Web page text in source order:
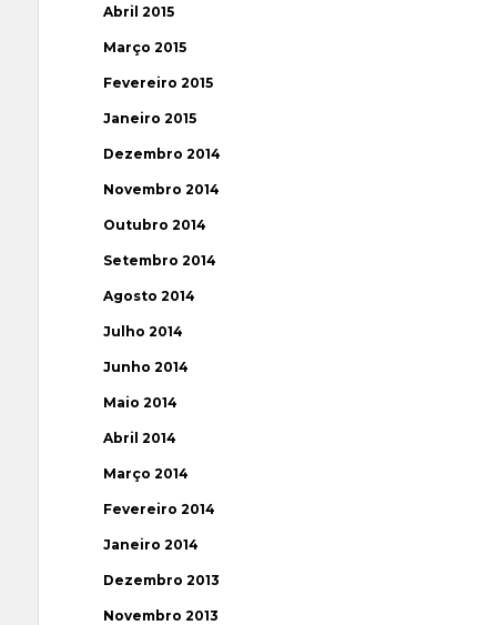
Abril 2015
Março 2015
Fevereiro 2015
Janeiro 2015
Dezembro 2014
Novembro 2014
Outubro 2014
Setembro 2014
Agosto 2014
Julho 2014
Junho 2014
Maio 2014
Abril 2014
Março 2014
Fevereiro 2014
Janeiro 2014
Dezembro 2013
Novembro 2013